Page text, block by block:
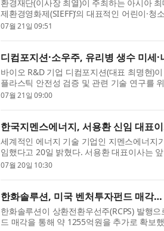
환경재단(이사장 최열)이 주최하는 아시아
제환경영화제(SIEFF)’의 대표적인 어린이·
인 관심 속에 성황리 마무리됐다. 올해 ‘시네
07월 21일 09:51
디컴포지션·소우주, 유리병 생수 미세
바이오 R&D 기업 디컴포지션(대표 최명현)
플라스틱 안전성 검증 및 관련 기술 연구를
은 광화학 바이오센서를 기반으로 미세플라
07월 21일 09:00
한국지멘스에너지, 서용환 신임 대표
세계적인 에너지 기술 기업인 지멘스에너지
임했다고 20일 밝혔다. 서용환 대표이사는
사의 성장 전략을 주도할 예정이다. 이와 함
07월 20일 10:30
한화솔루션, 미국 벤처투자펀드 매각
한화솔루션이 상환전환우선주(RCPS) 발행
드 매각을 통해 약 1255억원을 추가로 확보